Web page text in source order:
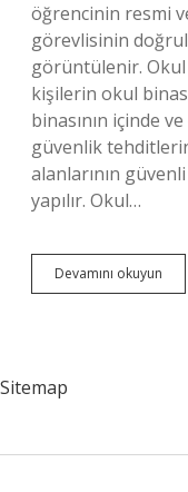
öğrencinin resmi
görevlisinin
görüntülenir. Okul
kişilerin okul
binasının içinde
güvenlik
alanlarının
yapılır. Okul…
Devamını okuyun
Sitemap